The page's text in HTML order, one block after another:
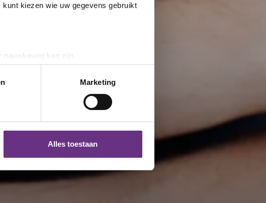
kiezen wie uw gegevens gebruikt
nauwkeurig kan zijn
(fingerprinting)
in het
detailgedeeltein. U kunt uw
met onze partners voor social
andere informatie die u aan ze heeft
of door te klikken op het ronde
Marketing
Alles toestaan